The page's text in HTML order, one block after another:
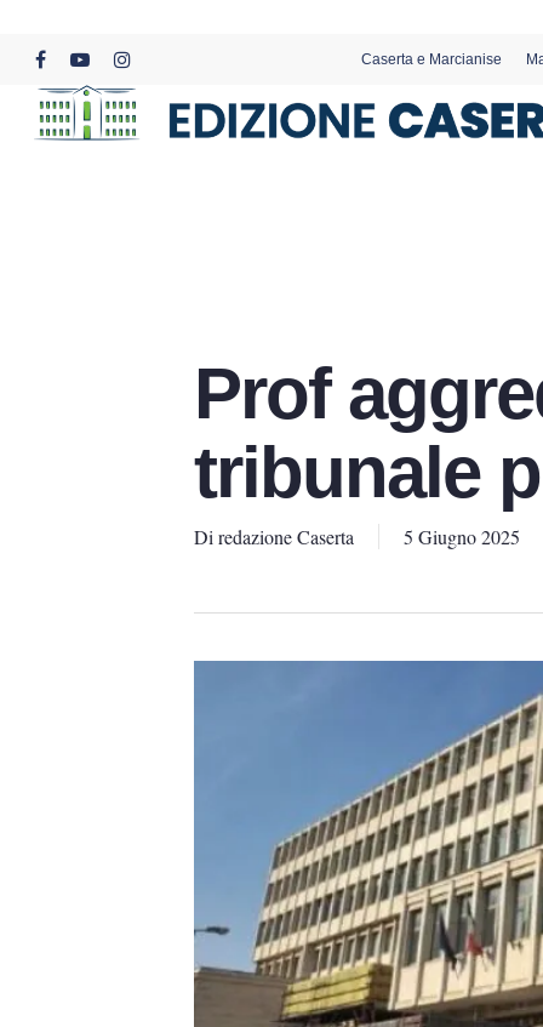
content
facebookyoutubeinstagram
Caserta e Marcianise
Prof
tribunale
Di redazione Caserta 5 Giugno 2025